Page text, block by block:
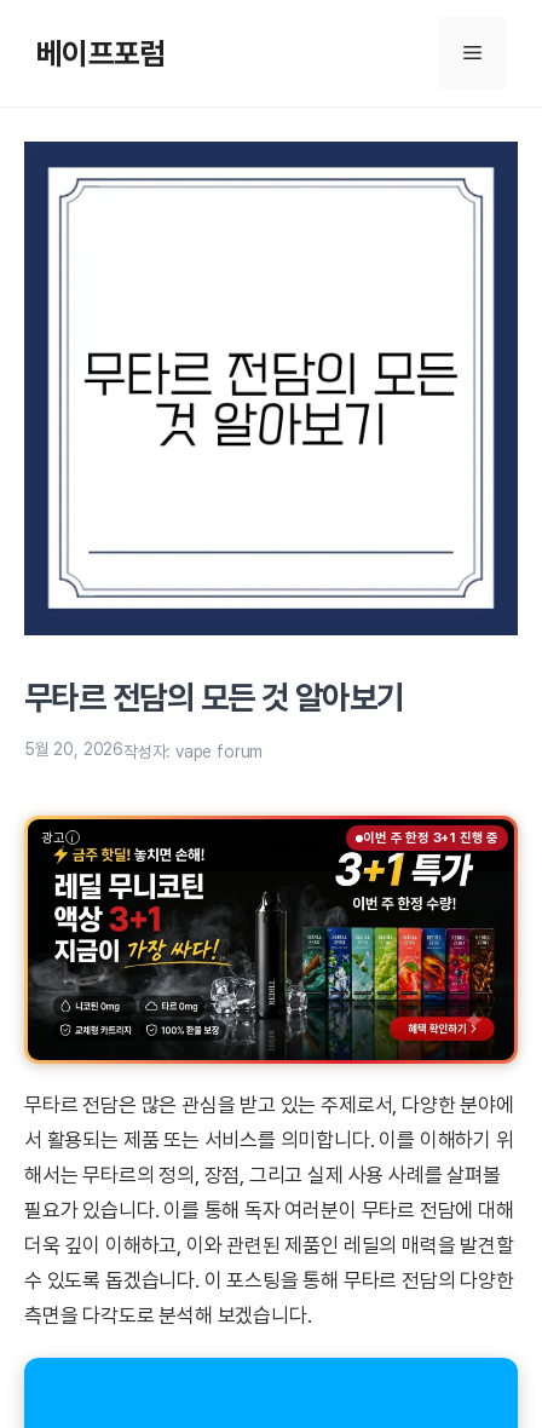
베이프포럼 메
무타르 전담의 모든 것 알아보기
5월 20, 2026작성자:vape forum
광고 이번 주 한정 3+1 진행 중
무타르 전담은 많은 관심을 받고 있는 주제로서, 다양한 분야에
서 활용되는 제품 또는 서비스를 의미합니다. 이를 이해하기 위
해서는 무타르의 정의, 장점, 그리고 실제 사용 사례를 살펴볼
필요가 있습니다. 이를 통해 독자 여러분이 무타르 전담에 대해
더욱 깊이 이해하고, 이와 관련된 제품인 레딜의 매력을 발견할
수 있도록 돕겠습니다. 이 포스팅을 통해 무타르 전담의 다양한
측면을 다각도로 분석해 보겠습니다.